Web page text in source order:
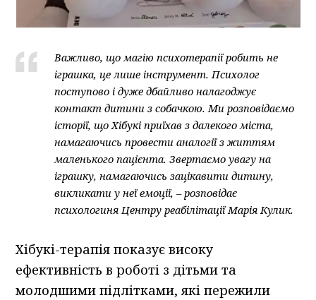
Важливо, що магію психотерапії робить не
іграшка, це лише інструмент. Психолог
поступово і дуже дбайливо налагоджує
контакт дитини з собачкою. Ми розповідаємо
історії, що Хібукі приїхав з далекого міста,
намагаючись провести аналогії з життям
маленького пацієнта. Звертаємо увагу на
іграшку, намагаючись зацікавити дитину,
викликати у неї емоції, – розповідає
психологиня Центру реабілітації Марія Кулик.
Хібукі-терапія показує високу
ефективність в роботі з дітьми та
молодшими підлітками, які пережили